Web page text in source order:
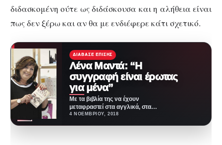
διδασκομένη ούτε ως διδάσκουσα και η αλήθεια είναι
πως δεν ξέρω και αν θα με ενδιέφερε κάτι σχετικό.
ΔΙΆΒΑΣΕ ΕΠΊΣΗΣ
Λένα Μαντά: “Η
συγγραφή είναι έρωτας
για μένα”
Με τα βιβλία της να έχουν
μεταφραστεί στα αγγλικά, στα
ιταλικά, στα ισπανικά, στα
4 ΝΟΕΜΒΡΊΟΥ, 2018